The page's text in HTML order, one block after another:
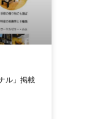
ル」掲載